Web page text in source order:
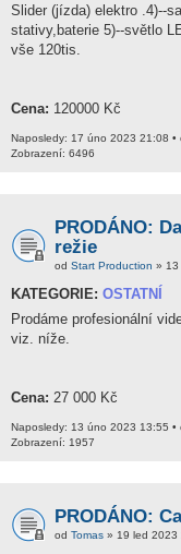
Slider (jízda) elektro .4)--
stativy,baterie 5)--světlo
vše 120tis.
Cena: 120000 Kč
Naposledy: 17 úno 2023 21:08 •
Zobrazení: 6496
PRODÁNO:
režie
od Start Production » 13
KATEGORIE: OSTATNÍ
Prodáme profesionální
viz. níže.
Cena: 27 000 Kč
Naposledy: 13 úno 2023 13:55 •
Zobrazení: 1957
PRODÁNO:
od Tomas » 19 led 2023